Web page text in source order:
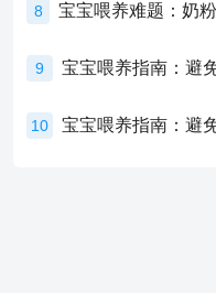
8
9 宝宝喂养指南：避
10 宝宝喂养指南：避